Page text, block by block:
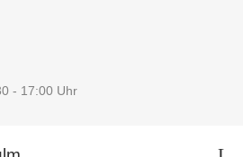
- 17:00 Uhr